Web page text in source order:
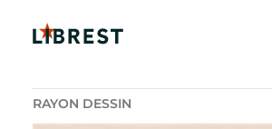
RAYON DESSIN